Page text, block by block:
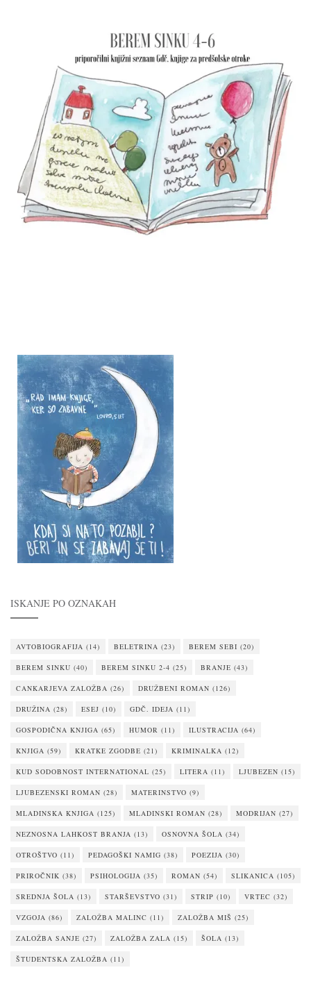
ISKANJE PO OZNAKAH
AVTOBIOGRAFIJA (14) BELETRINA (23) BEREM SEBI (20)
BEREM SINKU (40) BEREM SINKU 2-4 (25) BRANJE (43)
CANKARJEVA ZALOŽBA (26) DRUŽBENI ROMAN (126)
DRUŽINA (28) ESEJ (10) GDČ. IDEJA (11)
GOSPODIČNA KNJIGA (65) HUMOR (11) ILUSTRACIJA (64)
KNJIGA (59) KRATKE ZGODBE (21) KRIMINALKA (12)
KUD SODOBNOST INTERNATIONAL (25) LITERA (11) LJUBEZEN (15)
LJUBEZENSKI ROMAN (28) MATERINSTVO (9)
MLADINSKA KNJIGA (125) MLADINSKI ROMAN (28) MODRIJAN (27)
NEZNOSNA LAHKOST BRANJA (13) OSNOVNA ŠOLA (34)
OTROŠTVO (11) PEDAGOŠKI NAMIG (38) POEZIJA (30)
PRIROČNIK (38) PSIHOLOGIJA (35) ROMAN (54) SLIKANICA (105)
SREDNJA ŠOLA (13) STARŠEVSTVO (31) STRIP (10) VRTEC (32)
VZGOJA (86) ZALOŽBA MALINC (11) ZALOŽBA MIŠ (25)
ZALOŽBA SANJE (27) ZALOŽBA ZALA (15) ŠOLA (13)
ŠTUDENTSKA ZALOŽBA (11)